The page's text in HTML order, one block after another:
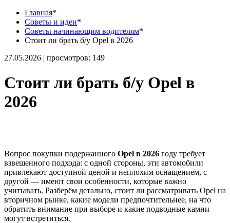
Главная*
Советы и идеи*
Советы начинающим водителям*
Стоит ли брать б/у Opel в 2026
27.05.2026 | просмотров: 149
Стоит ли брать б/у Opel в
2026
Вопрос покупки подержанного Opel в 2026 году требует
взвешенного подхода: с одной стороны, эти автомобили
привлекают доступной ценой и неплохим оснащением, с
другой — имеют свои особенности, которые важно
учитывать. Разберём детально, стоит ли рассматривать Opel на
вторичном рынке, какие модели предпочтительнее, на что
обратить внимание при выборе и какие подводные камни
могут встретиться.